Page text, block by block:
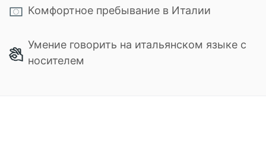
Комфортное пребывание в Италии
Умение говорить на итальянском языке с
носителем